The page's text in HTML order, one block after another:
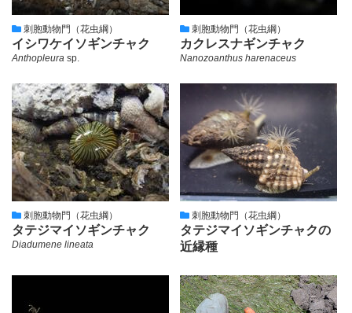
刺胞動物門（花虫綱）
イシワケイソギンチャク
Anthopleura sp.
刺胞動物門（花虫綱）
カクレスナギンチャク
Nanozoanthus harenaceus
刺胞動物門（花虫綱）
タテジマイソギンチャク
Diadumene lineata
刺胞動物門（花虫綱）
タテジマイソギンチャクの
近縁種